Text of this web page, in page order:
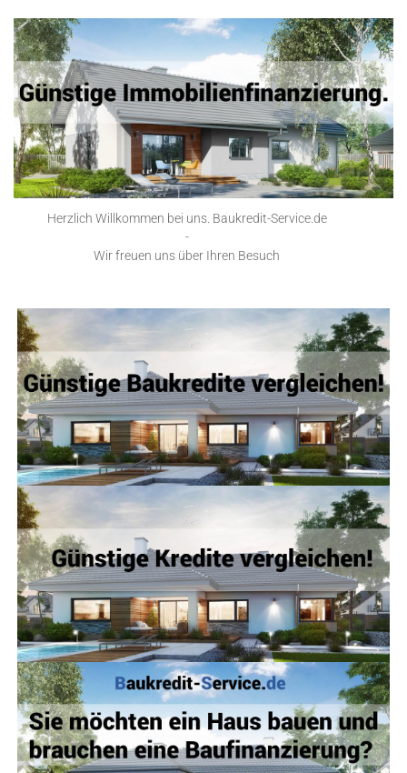
Herzlich Willkommen bei uns. Baukredit-Service.de
-
Wir freuen uns über Ihren Besuch